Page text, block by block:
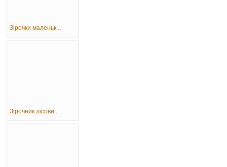
Зірочки маленьк...
Зірочник лісови...